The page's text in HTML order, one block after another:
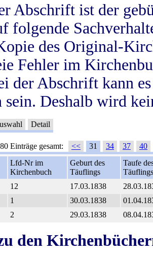
Abschrift ist der
folgende
des Original-
Fehler im
der Abschrift kann
sein. Deshalb wird
Detail
Einträge gesamt: << 31 34 37
40
Lfd-Nr im
Kirchenbuch
Geburt des
Täuflings
Taufe
Täuflings
12 17.03.1838
1 30.03.1838
2 29.03.1838
den